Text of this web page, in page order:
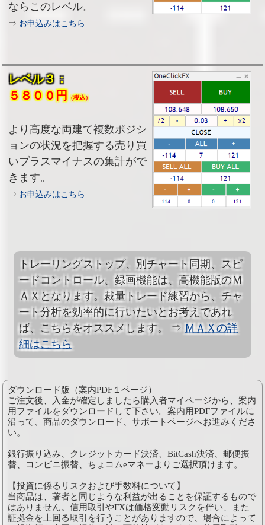
ならこのレベル。
⇒ お申込みはこちら
レベル３：
５８００円 （税込）
より高度な両建て複数ポジシ
ョンの状況を把握する売り買
いプラスマイナスの集計がで
きます。
⇒ お申込みはこちら
トレーリングストップ、別チャート同期、スピ
ードコントロール、録画機能は、高機能版のＭ
ＡＸとなります。裁量トレード練習から、チャ
ート分析を効率的に行いたいとお考えであれ
ば、こちらをオススメします。 ⇒ ＭＡＸの詳
細はこちら
ダウンロード版（案内PDF１ページ）
ご注文後、入金が確定しましたら購入者マイページから、案内
用ファイルをダウンロードして下さい。案内用PDFファイルに
沿って、商品のダウンロード、サポートページへお進みくださ
い。
銀行振り込み、クレジットカード決済、BitCash決済、郵便振
替、コンビニ振替、ちょコムeマネーよりご選択頂けます。
【投資に係るリスクおよび手数料について】
当商品は、著者と同じような利益が出ることを保証するもので
はありません。信用取引やFXは価格変動リスクを伴い、また
証拠金を上回る取引を行うことがありますので、場合によって